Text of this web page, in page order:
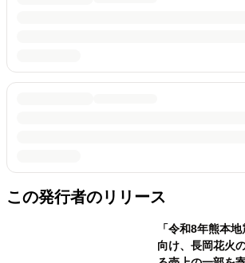
この発行者のリリース
「令和8年熊本
向け、長岡花火